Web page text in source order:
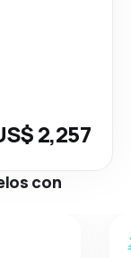
2,257
con